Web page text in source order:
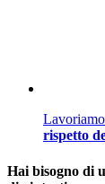
rispetto
Hai bisogno di